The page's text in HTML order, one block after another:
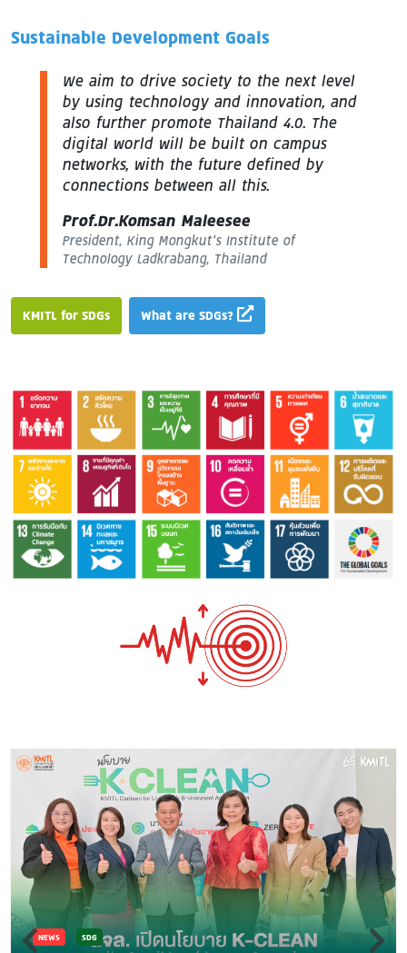
Sustainable Development Goals
We aim to drive society to the next level
by using technology and innovation, and
also further promote Thailand 4.0. The
digital world will be built on campus
networks, with the future defined by
connections between all this.
Prof.Dr.Komsan Maleesee
President, King Mongkut’s Institute of
Technology Ladkrabang, Thailand
KMITL for SDGs What are SDGs?
Image
NEWS SDG